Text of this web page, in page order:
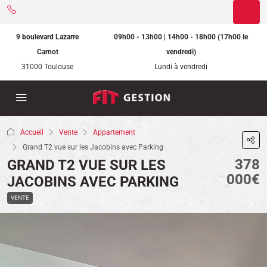
9 boulevard Lazarre
Carnot
31000 Toulouse
09h00 - 13h00 | 14h00 - 18h00 (17h00 le
vendredi)
Lundi à vendredi
Accueil Vente
Appartement
Grand T2 vue sur les Jacobins avec Parking
GRAND T2 VUE SUR LES
JACOBINS AVEC PARKING
378
000€
VENTE